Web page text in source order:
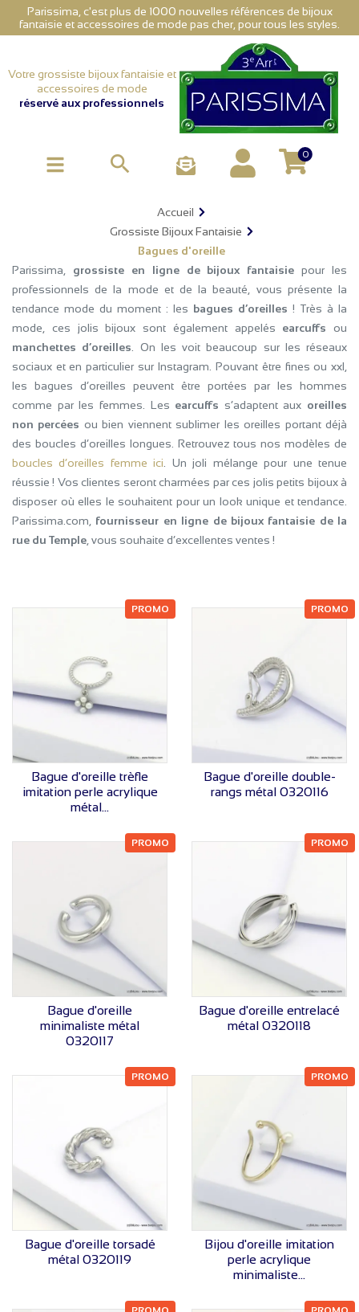
Parissima, c'est plus de 1000 nouvelles références de bijoux
fantaisie et accessoires de mode pas cher, pour tous les styles.
Votre grossiste bijoux fantaisie et
accessoires de mode
réservé aux professionnels
 0
Accueil
Grossiste Bijoux Fantaisie
Bagues d'oreille
Parissima, grossiste en ligne de bijoux fantaisie pour les
professionnels de la mode et de la beauté, vous présente la
tendance mode du moment : les bagues d’oreilles ! Très à la
mode, ces jolis bijoux sont également appelés earcuffs ou
manchettes d’oreilles . On les voit beaucoup sur les réseaux
sociaux et en particulier sur Instagram. Pouvant être fines ou xxl,
les bagues d’oreilles peuvent être portées par les hommes
comme par les femmes. Les earcuffs s’adaptent aux oreilles
non percées ou bien viennent sublimer les oreilles portant déjà
des boucles d’oreilles longues. Retrouvez tous nos modèles de
boucles d’oreilles femme ici . Un joli mélange pour une tenue
réussie ! Vos clientes seront charmées par ces jolis petits bijoux à
disposer où elles le souhaitent pour un look unique et tendance.
Parissima.com, fournisseur en ligne de bijoux fantaisie de la
rue du Temple , vous souhaite d’excellentes ventes !
VOIR LE PRIX
Bague d'oreille trèfle
imitation perle acrylique
métal...
PROMO
VOIR LE PRIX
Bague d'oreille double-
rangs métal 0320116
PROMO
VOIR LE PRIX
Bague d'oreille
minimaliste métal
0320117
PROMO
VOIR LE PRIX
Bague d'oreille entrelacé
métal 0320118
PROMO
VOIR LE PRIX
Bague d'oreille torsadé
métal 0320119
PROMO
VOIR LE PRIX
Bijou d'oreille imitation
perle acrylique
minimaliste...
PROMO